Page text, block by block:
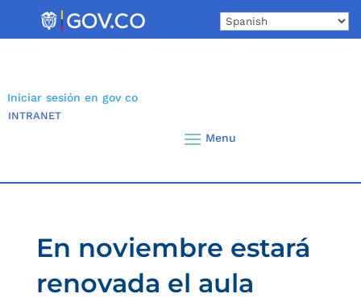
Iniciar sesión en gov co
INTRANET
En noviembre estará
renovada el aula